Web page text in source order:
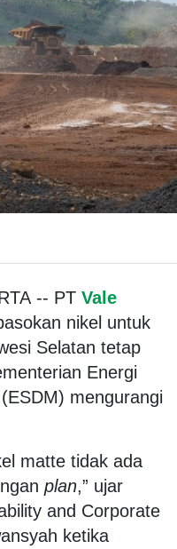
-- PT Vale
nikel untuk
Selatan tetap
Energi
mengurangi
matte tidak ada
plan,” ujar
and Corporate
ketika